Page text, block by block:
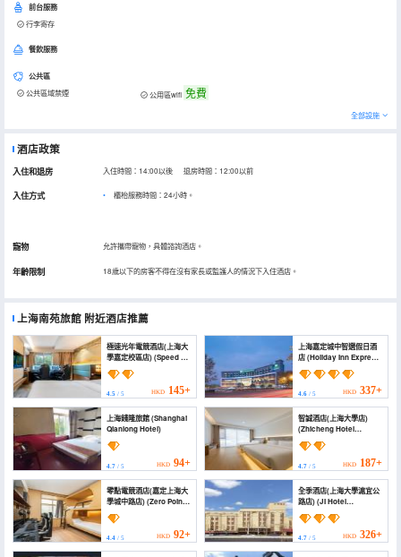
前台服務
行李寄存
餐飲服務
公共區
公共區域禁煙 公用區wifi 免費
全部設施
酒店政策
入住和退房 入住時間：14:00以後 退房時間：12:00以前
入住方式 櫃枱服務時間：24小時。
寵物 允許攜帶寵物，具體諮詢酒店。
年齡限制 18歲以下的房客不得在沒有家長或監護人的情況下入住酒店。
上海南苑旅館 附近酒店推薦
極速光年電競酒店(上海大
學嘉定校區店) (Speed of
Light E-Sports Hotel
(Shanghai University
Jiading Campus))
4.5 / 5 HKD 145+
上海嘉定城中智選假日酒
店 (Holiday Inn Express
SHANGHAI JIADING
CENTER by IHG)
4.6/ 5 HKD 337+
上海錢隆旅館 (Shanghai
Qianlong Hotel)
4.7 / 5 HKD 94+
智誠酒店(上海大學店)
(Zhicheng Hotel
(Shanghai University))
4.7/ 5 HKD 187+
零點電競酒店(嘉定上海大
學城中路店) (Zero Point
E-Sports Hotel (Jiading
Shanghai University
Town Middle Road))
4.4 / 5 HKD 92+
全季酒店(上海大學滬宜公
路店) (JI Hotel
(Shanghai University
Huyi Highway))
4.7/ 5 HKD 326+